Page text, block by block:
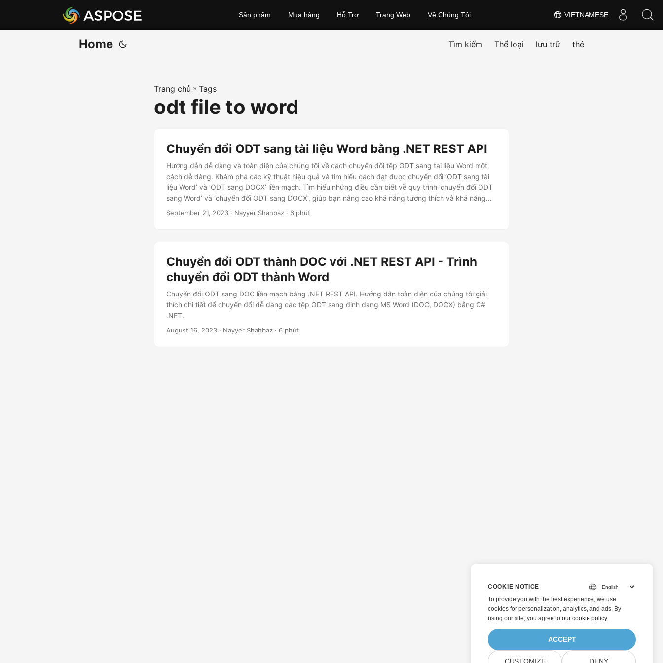
VIETNAMESE
Sản phẩm Mua hàng Hỗ Trợ Trang Web Về Chúng Tôi
Home Tìm kiếm Thể loại lưu trữ thẻ
Trang chủ » Tags
odt file to word
Chuyển đổi ODT sang tài liệu Word bằng .NET REST API
Hướng dẫn dễ dàng và toàn diện của chúng tôi về cách chuyển đổi tệp ODT sang tài liệu Word một
cách dễ dàng. Khám phá các kỹ thuật hiệu quả và tìm hiểu cách đạt được chuyển đổi ‘ODT sang tài
liệu Word’ và ‘ODT sang DOCX’ liền mạch. Tìm hiểu những điều cần biết về quy trình ‘chuyển đổi ODT
sang Word’ và ‘chuyển đổi ODT sang DOCX’, giúp bạn nâng cao khả năng tương thích và khả năng
truy cập tài liệu.
September 21, 2023 · Nayyer Shahbaz · 6 phút
Chuyển đổi ODT thành DOC với .NET REST API - Trình
chuyển đổi ODT thành Word
Chuyển đổi ODT sang DOC liền mạch bằng .NET REST API. Hướng dẫn toàn diện của chúng tôi giải
thích chi tiết để chuyển đổi dễ dàng các tệp ODT sang định dạng MS Word (DOC, DOCX) bằng C#
.NET.
August 16, 2023 · Nayyer Shahbaz · 6 phút
COOKIE NOTICE
To provide you with the best experience, we use
cookies for personalization, analytics, and ads. By
using our site, you agree to our cookie policy.
ACCEPT
CUSTOMIZE DENY